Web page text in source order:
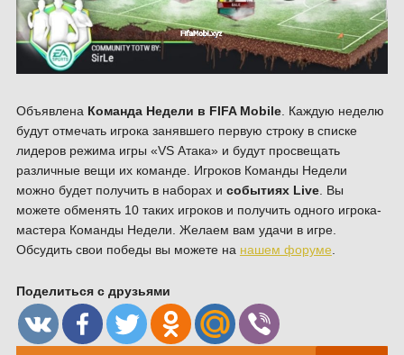
Объявлена Команда Недели в FIFA Mobile. Каждую неделю
будут отмечать игрока занявшего первую строку в списке
лидеров режима игры «VS Атака» и будут просвещать
различные вещи их команде. Игроков Команды Недели
можно будет получить в наборах и событиях Live. Вы
можете обменять 10 таких игроков и получить одного игрока-
мастера Команды Недели. Желаем вам удачи в игре.
Обсудить свои победы вы можете на нашем форуме
Поделиться с друзьями